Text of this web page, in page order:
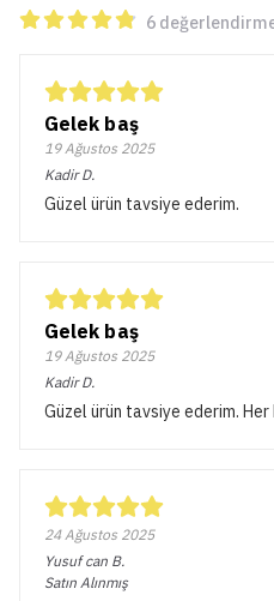
6
Gelek baş
19 Ağustos 2025
Kadir D.
Güzel ürün tavsiye ederim.
Gelek baş
19 Ağustos 2025
Kadir D.
Güzel ürün tavsiye ederim. Her
24 Ağustos 2025
Yusuf can B.
Satın Alınmış